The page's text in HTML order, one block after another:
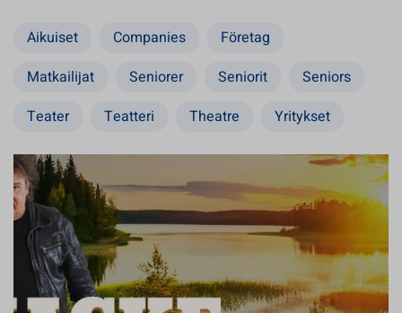
Aikuiset Companies
Företag
Matkailijat
Seniorer Seniorit
Seniors
Teater
Teatteri Theatre Yritykset